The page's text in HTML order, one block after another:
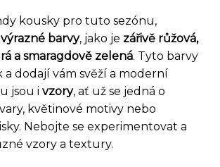
kousky pro tuto sezónu,
výrazné barvy, jako je zářivě růžová,
a smaragdově zelená. Tyto barvy
a dodají vám svěží a moderní
jsou i vzory, ať už se jedná o
květinové motivy nebo
Nebojte se experimentovat a
vzory a textury.